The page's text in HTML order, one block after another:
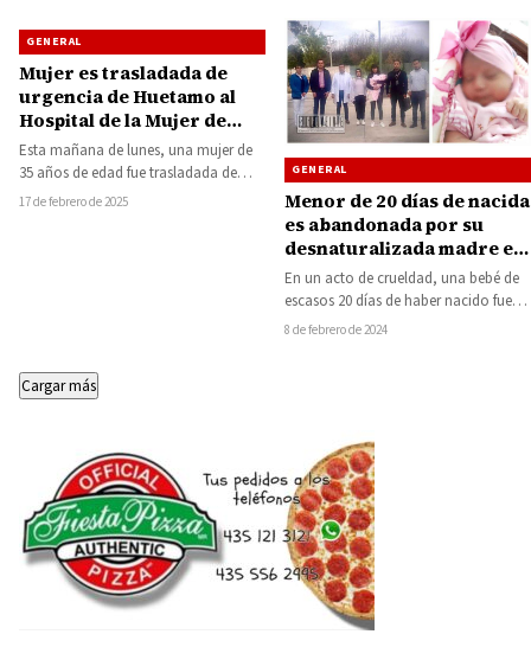
GENERAL
Mujer es trasladada de
urgencia de Huetamo al
Hospital de la Mujer de
Morelia
Esta mañana de lunes, una mujer de
35 años de edad fue trasladada de
emergencia de la ciudad…
17 de febrero de 2025
GENERAL
Menor de 20 días de nacida
es abandonada por su
desnaturalizada madre en
el Hospital Regional de
Zacapu
En un acto de crueldad, una bebé de
escasos 20 días de haber nacido fue
abandonada por su…
8 de febrero de 2024
Cargar más